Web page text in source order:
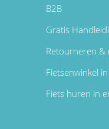
B2B
Gratis
Retourneren &
Fietsenwinkel
Fiets huren in